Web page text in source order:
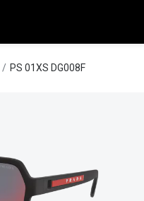
Pedro
PS 01XS DG008F